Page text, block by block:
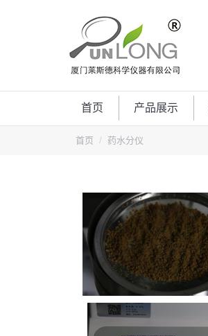
首页 产品展示
您的位置：
首页 药水分仪